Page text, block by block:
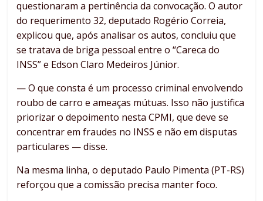
questionaram a pertinência da convocação. O autor
do requerimento 32, deputado Rogério Correia,
explicou que, após analisar os autos, concluiu que
se tratava de briga pessoal entre o “Careca do
INSS” e Edson Claro Medeiros Júnior.
— O que consta é um processo criminal envolvendo
roubo de carro e ameaças mútuas. Isso não justifica
priorizar o depoimento nesta CPMI, que deve se
concentrar em fraudes no INSS e não em disputas
particulares — disse.
Na mesma linha, o deputado Paulo Pimenta (PT-RS)
reforçou que a comissão precisa manter foco.